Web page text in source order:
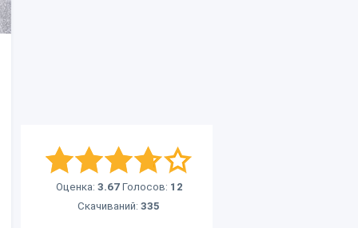
Оценка: 3.67 Голосов: 12
Скачиваний: 335